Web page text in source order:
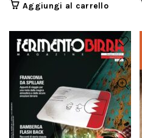
Aggiungi al carrello